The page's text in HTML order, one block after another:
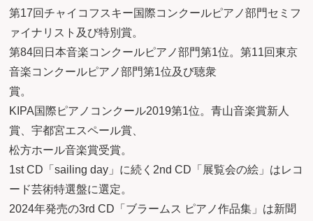
第17回チャイコフスキー国際コンクールピアノ部門セミフ
ァイナリスト及び特別賞。
第84回日本音楽コンクールピアノ部門第1位。第11回東京
音楽コンクールピアノ部門第1位及び聴衆
賞
KIPA国際ピアノコンクール2019第1位。青山音楽賞新人
賞、宇都宮エスペール賞、
松方ホール音楽賞受賞。
1st CD「sailing day」に続く2nd CD「展覧会の絵」はレコ
ード芸術特選盤に選定。
2024年発売の3rd CD「ブラームス ピアノ作品集」は新聞